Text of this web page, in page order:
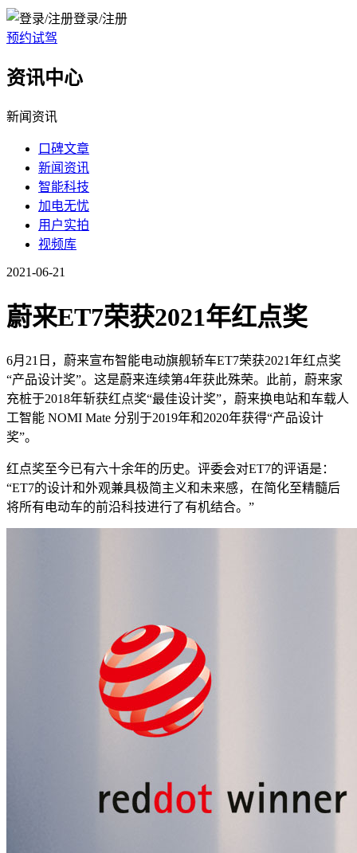
登录/注册
预约试驾
资讯中心
新闻资讯
口碑文章
新闻资讯
智能科技
加电无忧
用户实拍
视频库
2021-06-21
蔚来ET7荣获2021年红点奖
6月21日，蔚来宣布智能电动旗舰轿车ET7荣获2021年红点奖
“产品设计奖”。这是蔚来连续第4年获此殊荣。此前，蔚来家
充桩于2018年斩获红点奖“最佳设计奖”，蔚来换电站和车载人
工智能 NOMI Mate 分别于2019年和2020年获得“产品设计
奖”。
红点奖至今已有六十余年的历史。评委会对ET7的评语是：
“ET7的设计和外观兼具极简主义和未来感，在简化至精髓后
将所有电动车的前沿科技进行了有机结合。”